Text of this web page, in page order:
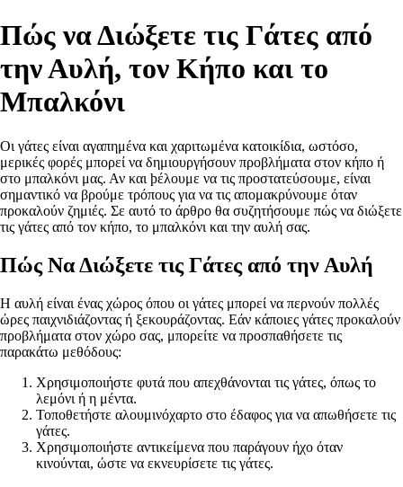
Πώς να Διώξετε τις Γάτες από
την Αυλή, τον Κήπο και το
Μπαλκόνι
Οι γάτες είναι αγαπημένα και χαριτωμένα κατοικίδια, ωστόσο,
μερικές φορές μπορεί να δημιουργήσουν προβλήματα στον κήπο ή
στο μπαλκόνι μας. Αν και ϸέλουμε να τις προστατεύσουμε, είναι
σημαντικό να βρούμε τρόπους για να τις απομακρύνουμε όταν
προκαλούν ζημιές. Σε αυτό το άρθρο θα συζητήσουμε πώς να διώξετε
τις γάτες από τον κήπο, το μπαλκόνι και την αυλή σας.
Πώς Να Διώξετε τις Γάτες από την Αυλή
Η αυλή είναι ένας χώρος όπου οι γάτες μπορεί να περνούν πολλές
ώρες παιχνιδιάζοντας ή ξεκουράζοντας. Εάν κάποιες γάτες προκαλούν
προβλήματα στον χώρο σας, μπορείτε να προσπαθήσετε τις
παρακάτω μεθόδους:
Χρησιμοποιήστε φυτά που απεχθάνονται τις γάτες, όπως το
λεμόνι ή η μέντα.
Τοποθετήστε αλουμινόχαρτο στο έδαφος για να απωθήσετε τις
γάτες.
Χρησιμοποιήστε αντικείμενα που παράγουν ήχο όταν
κινούνται, ώστε να εκνευρίσετε τις γάτες.